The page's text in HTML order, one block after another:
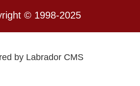
© 1998-2025
by Labrador CMS